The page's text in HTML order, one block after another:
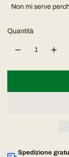
Non mi serve
Quantità
Spedizione